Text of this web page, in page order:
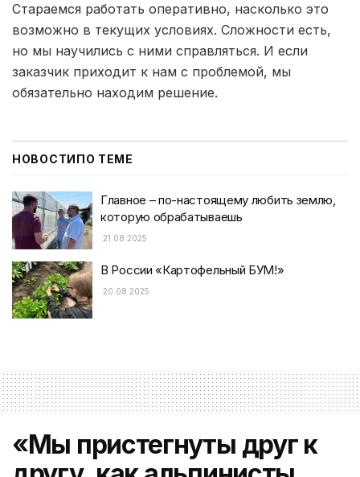
Стараемся работать оперативно, насколько это
возможно в текущих условиях. Сложности есть,
но мы научились с ними справляться. И если
заказчик приходит к нам с проблемой, мы
обязательно находим решение.
НОВОСТИПО ТЕМЕ
Главное – по-настоящему любить землю,
которую обрабатываешь
21.08.2025
В России «Картофельный БУМ!»
20.08.2025
«Мы пристегнуты друг к